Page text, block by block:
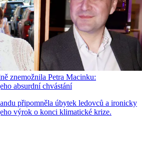
znemožnila Petra Macinku:
absurdní chvástání
připomněla úbytek ledovců a ironicky
výrok o konci klimatické krize.